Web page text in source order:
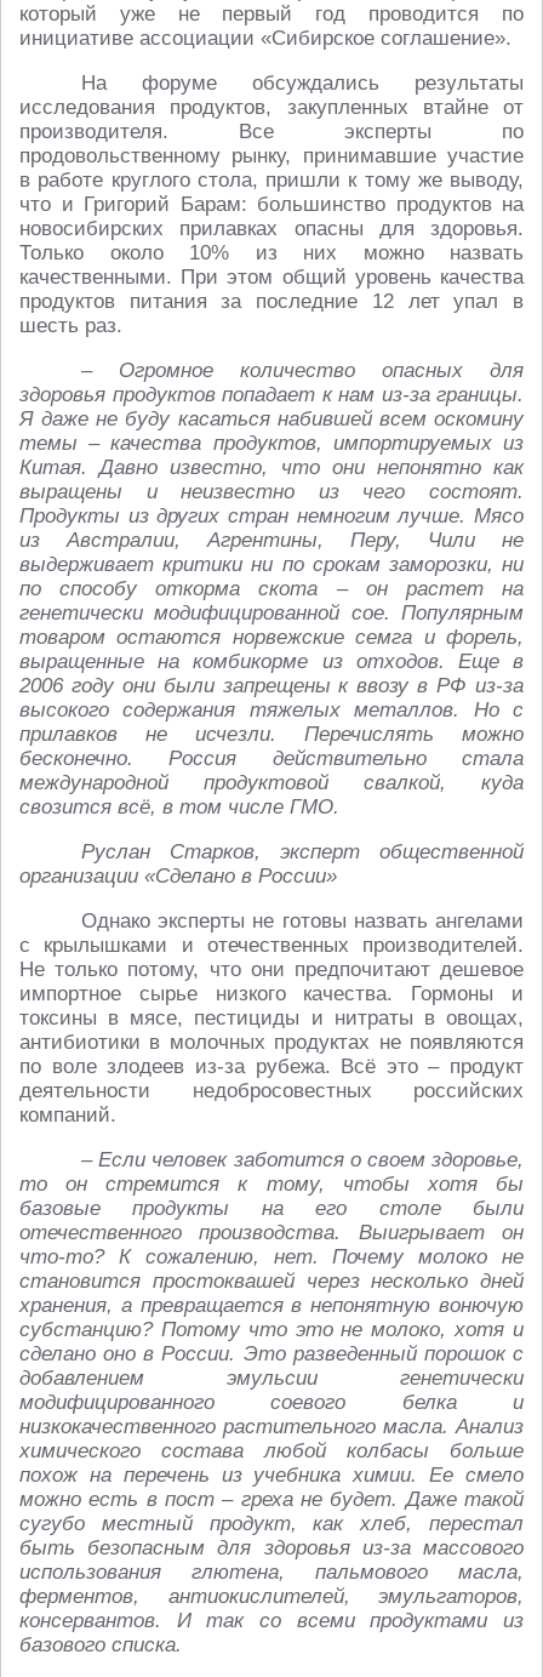
который уже не первый год проводится по
инициативе ассоциации «Сибирское соглашение».
На форуме обсуждались результаты
исследования продуктов, закупленных втайне от
производителя. Все эксперты по
продовольственному рынку, принимавшие участие
в работе круглого стола, пришли к тому же выводу,
что и Григорий Барам: большинство продуктов на
новосибирских прилавках опасны для здоровья.
Только около 10% из них можно назвать
качественными. При этом общий уровень качества
продуктов питания за последние 12 лет упал в
шесть раз.
– Огромное количество опасных для
здоровья продуктов попадает к нам из-за границы.
Я даже не буду касаться набившей всем оскомину
темы – качества продуктов, импортируемых из
Китая. Давно известно, что они непонятно как
выращены и неизвестно из чего состоят.
Продукты из других стран немногим лучше. Мясо
из Австралии, Агрентины, Перу, Чили не
выдерживает критики ни по срокам заморозки, ни
по способу откорма скота – он растет на
генетически модифицированной сое. Популярным
товаром остаются норвежские семга и форель,
выращенные на комбикорме из отходов. Еще в
2006 году они были запрещены к ввозу в РФ из-за
высокого содержания тяжелых металлов. Но с
прилавков не исчезли. Перечислять можно
бесконечно. Россия действительно стала
международной продуктовой свалкой, куда
свозится всё, в том числе ГМО.
Руслан Старков, эксперт общественной
организации «Сделано в России»
Однако эксперты не готовы назвать ангелами
с крылышками и отечественных производителей.
Не только потому, что они предпочитают дешевое
импортное сырье низкого качества. Гормоны и
токсины в мясе, пестициды и нитраты в овощах,
антибиотики в молочных продуктах не появляются
по воле злодеев из-за рубежа. Всё это – продукт
деятельности недобросовестных российских
компаний.
– Если человек заботится о своем здоровье,
то он стремится к тому, чтобы хотя бы
базовые продукты на его столе были
отечественного производства. Выигрывает он
что-то? К сожалению, нет. Почему молоко не
становится простоквашей через несколько дней
хранения, а превращается в непонятную вонючую
субстанцию? Потому что это не молоко, хотя и
сделано оно в России. Это разведенный порошок с
добавлением эмульсии генетически
модифицированного соевого белка и
низкокачественного растительного масла. Анализ
химического состава любой колбасы больше
похож на перечень из учебника химии. Ее смело
можно есть в пост – греха не будет. Даже такой
сугубо местный продукт, как хлеб, перестал
быть безопасным для здоровья из-за массового
использования глютена, пальмового масла,
ферментов, антиокислителей, эмульгаторов,
консервантов. И так со всеми продуктами из
базового списка.